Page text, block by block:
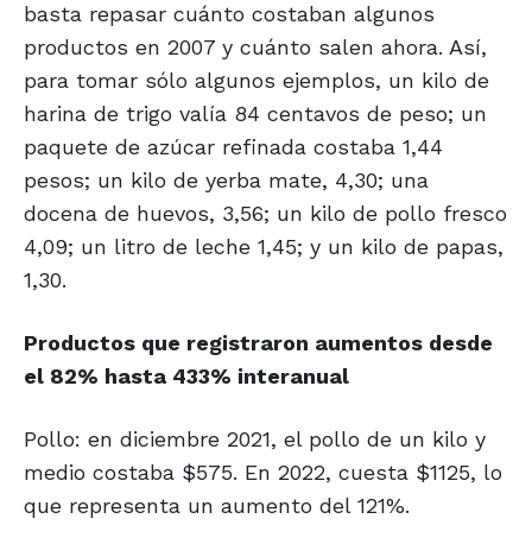
basta repasar cuánto costaban algunos
productos en 2007 y cuánto salen ahora. Así,
para tomar sólo algunos ejemplos, un kilo de
harina de trigo valía 84 centavos de peso; un
paquete de azúcar refinada costaba 1,44
pesos; un kilo de yerba mate, 4,30; una
docena de huevos, 3,56; un kilo de pollo fresco
4,09; un litro de leche 1,45; y un kilo de papas,
1,30.
Productos que registraron aumentos desde
el 82% hasta 433% interanual
Pollo: en diciembre 2021, el pollo de un kilo y
medio costaba $575. En 2022, cuesta $1125, lo
que representa un aumento del 121%.